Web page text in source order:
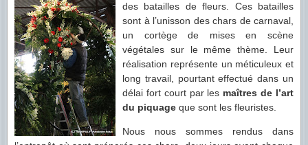
des batailles de fleurs. Ces batailles
sont à l’unisson des chars de carnaval,
un cortège de mises en scène
végétales sur le même thème. Leur
réalisation représente un méticuleux et
long travail, pourtant effectué dans un
délai fort court par les maîtres de l’art
du piquage que sont les fleuristes.
Nous nous sommes rendus dans